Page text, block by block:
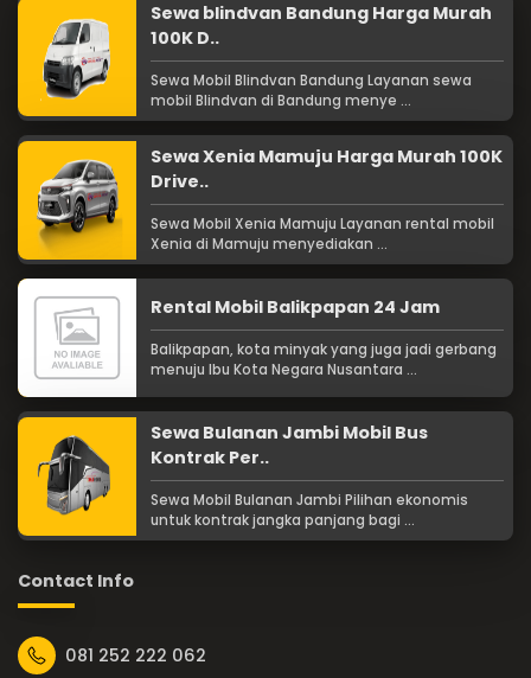
Sewa blindvan Bandung Harga Murah
100K D..
Sewa Mobil Blindvan Bandung Layanan sewa
mobil Blindvan di Bandung menye ...
Sewa Xenia Mamuju Harga Murah 100K
Drive..
Sewa Mobil Xenia Mamuju Layanan rental mobil
Xenia di Mamuju menyediakan ...
Rental Mobil Balikpapan 24 Jam
Balikpapan, kota minyak yang juga jadi gerbang
menuju Ibu Kota Negara Nusantara ...
Sewa Bulanan Jambi Mobil Bus
Kontrak Per..
Sewa Mobil Bulanan Jambi Pilihan ekonomis
untuk kontrak jangka panjang bagi ...
Contact Info
081 252 222 062